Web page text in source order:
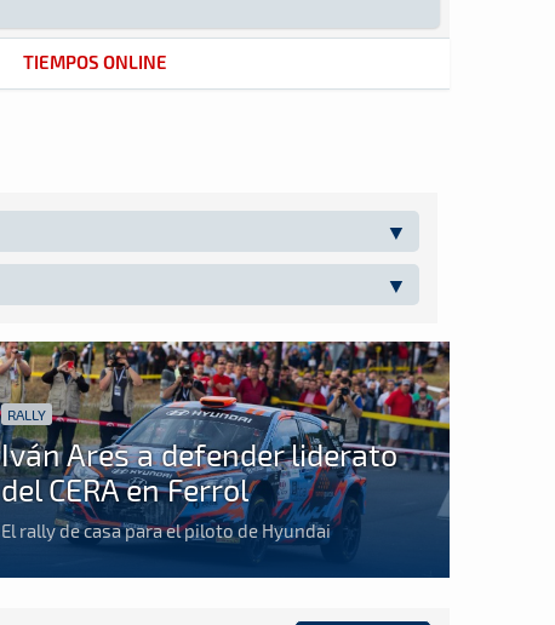
TIEMPOS ONLINE
RALLY
Iván Ares a defender liderato
del CERA en Ferrol
El rally de casa para el piloto de Hyundai